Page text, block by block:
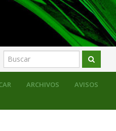
ARCHIVOS AVISOS